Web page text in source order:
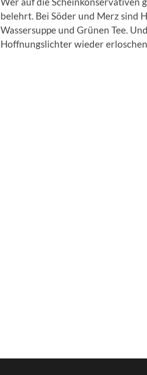
belehrt. Bei Söder und Merz sind
Wassersuppe und Grünen Tee.
Hoffnungslichter wieder